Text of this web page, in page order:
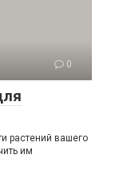
0
растений вашего
им